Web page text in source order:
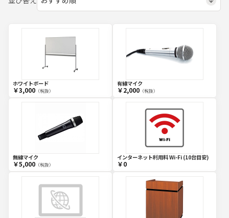
ホワイトボード
￥3,000（税抜）
有線マイク
￥2,000（税抜）
無線マイク
￥5,000（税抜）
インターネット利用料 Wi-Fi (10台目安)
￥0